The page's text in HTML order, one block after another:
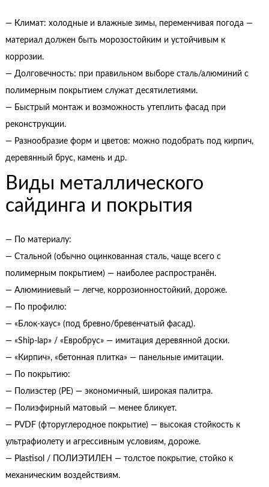
— Климат: холодные и влажные зимы, переменчивая погода —
материал должен быть морозостойким и устойчивым к
коррозии.
— Долговечность: при правильном выборе сталь/алюминий с
полимерным покрытием служат десятилетиями.
— Быстрый монтаж и возможность утеплить фасад при
реконструкции.
— Разнообразие форм и цветов: можно подобрать под кирпич,
деревянный брус, камень и др.
Виды металлического
сайдинга и покрытия
— По материалу:
— Стальной (обычно оцинкованная сталь, чаще всего с
полимерным покрытием) — наиболее распространён.
— Алюминиевый — легче, коррозионностойкий, дороже.
— По профилю:
— «Блок-хаус» (под бревно/бревенчатый фасад).
— «Ship-lap» / «Евробрус» — имитация деревянной доски.
— «Кирпич», «бетонная плитка» — панельные имитации.
— По покрытию:
— Полиэстер (PE) — экономичный, широкая палитра.
— Полиэфирный матовый — менее бликует.
— PVDF (фторуглеродное покрытие) — высокая стойкость к
ультрафиолету и агрессивным условиям, дороже.
— Plastisol / ПОЛИЭТИЛЕН — толстое покрытие, стойко к
механическим воздействиям.